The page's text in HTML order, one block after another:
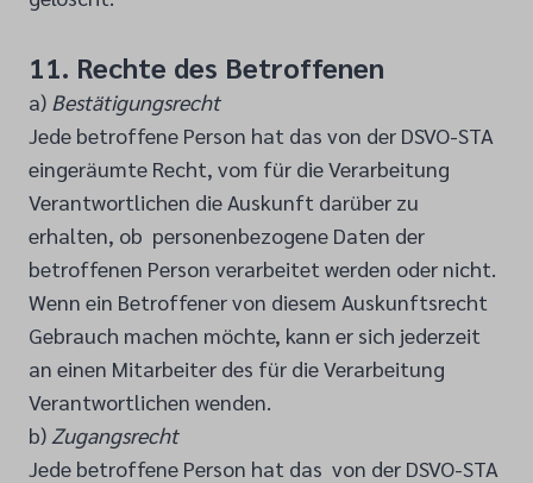
11. Rechte des Betroffenen
a) Bestätigungsrecht
Jede betroffene Person hat das von der DSVO-STA
eingeräumte Recht, vom für die Verarbeitung
Verantwortlichen die Auskunft darüber zu
erhalten, ob personenbezogene Daten der
betroffenen Person verarbeitet werden oder nicht.
Wenn ein Betroffener von diesem Auskunftsrecht
Gebrauch machen möchte, kann er sich jederzeit
an einen Mitarbeiter des für die Verarbeitung
Verantwortlichen wenden.
b) Zugangsrecht
Jede betroffene Person hat das von der DSVO-STA